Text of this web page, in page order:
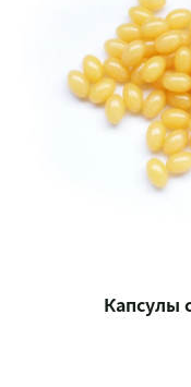
Капсулы